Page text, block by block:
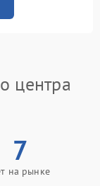
центра
7
на рынке